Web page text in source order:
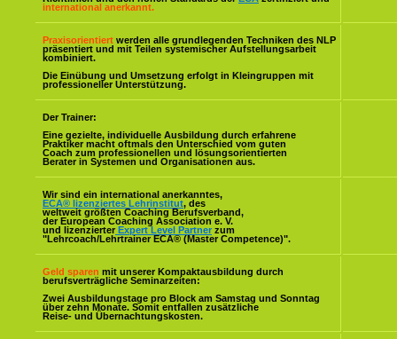
international anerkannt.
Praxisorientiert werden alle grundlegenden Techniken des NLP
präsentiert und mit Teilen systemischer Aufstellungsarbeit
kombiniert.
Die Einübung und Umsetzung erfolgt in Kleingruppen mit
professioneller Unterstützung.
Der Trainer:
Eine gezielte, individuelle Ausbildung durch erfahrene
Praktiker macht oftmals den Unterschied vom guten
Coach zum professionellen und lösungsorientierten
Berater in Systemen und Organisationen aus.
Wir sind ein international anerkanntes,
ECA® lizenziertes Lehrinstitut, des
weltweit größten Coaching Berufsverband,
der European Coaching Association e. V.
und lizenzierter Expert Level Partner zum
"Lehrcoach/Lehrtrainer ECA® (Master Competence)".
Geld sparen mit unserer Kompaktausbildung durch
berufsverträgliche Seminarzeiten:
Zwei Ausbildungstage pro Block am Samstag und Sonntag
über zehn Monate. Somit entfallen zusätzliche
Reise- und Übernachtungskosten.